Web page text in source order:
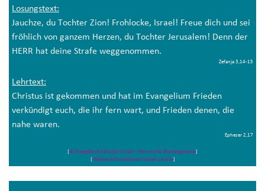
Losungstext:
Jauchze, du Tochter Zion! Frohlocke, Israel! Freue dich und sei
fröhlich von ganzem Herzen, du Tochter Jerusalem! Denn der
HERR hat deine Strafe weggenommen.
Zefanja 3,14-15
Lehrtext:
Christus ist gekommen und hat im Evangelium Frieden
verkündigt euch, die ihr fern wart, und Frieden denen, die
nahe waren.
Epheser 2,17
[© Evangelische Brüder-Unität - Herrnhuter Brüdergemeine]
[Weitere Informationen finden sie hier]